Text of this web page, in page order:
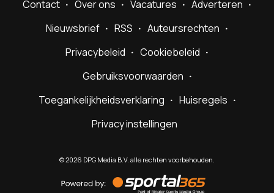
Contact Over ons Vacatures
Adverteren
Nieuwsbrief
RSS
Auteursrechten
Privacybeleid
Cookiebeleid
Gebruiksvoorwaarden
Toegankelijkheidsverklaring
Huisregels
Privacy instellingen
©2026 DPG Media B.V. alle rechten voorbehouden.
by
Sportal365